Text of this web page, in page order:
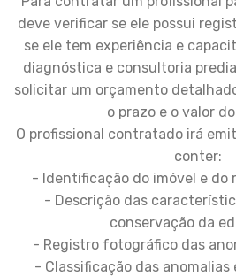
deve verificar se ele possui
se ele tem experiência e
diagnóstica e consultoria
solicitar um orçamento
o prazo e o valor
O profissional contratado irá
conter:
- Identificação do imóvel e do
- Descrição das
conservação da
- Registro fotográfico das
- Classificação das